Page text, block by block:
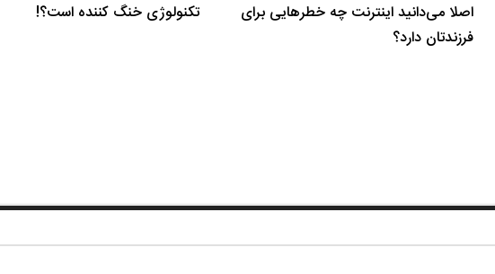
اصلا می‌دانید اینترنت چه خطرهایی برای
فرزندتان دارد؟
تکنولوژی خنگ کننده است؟!